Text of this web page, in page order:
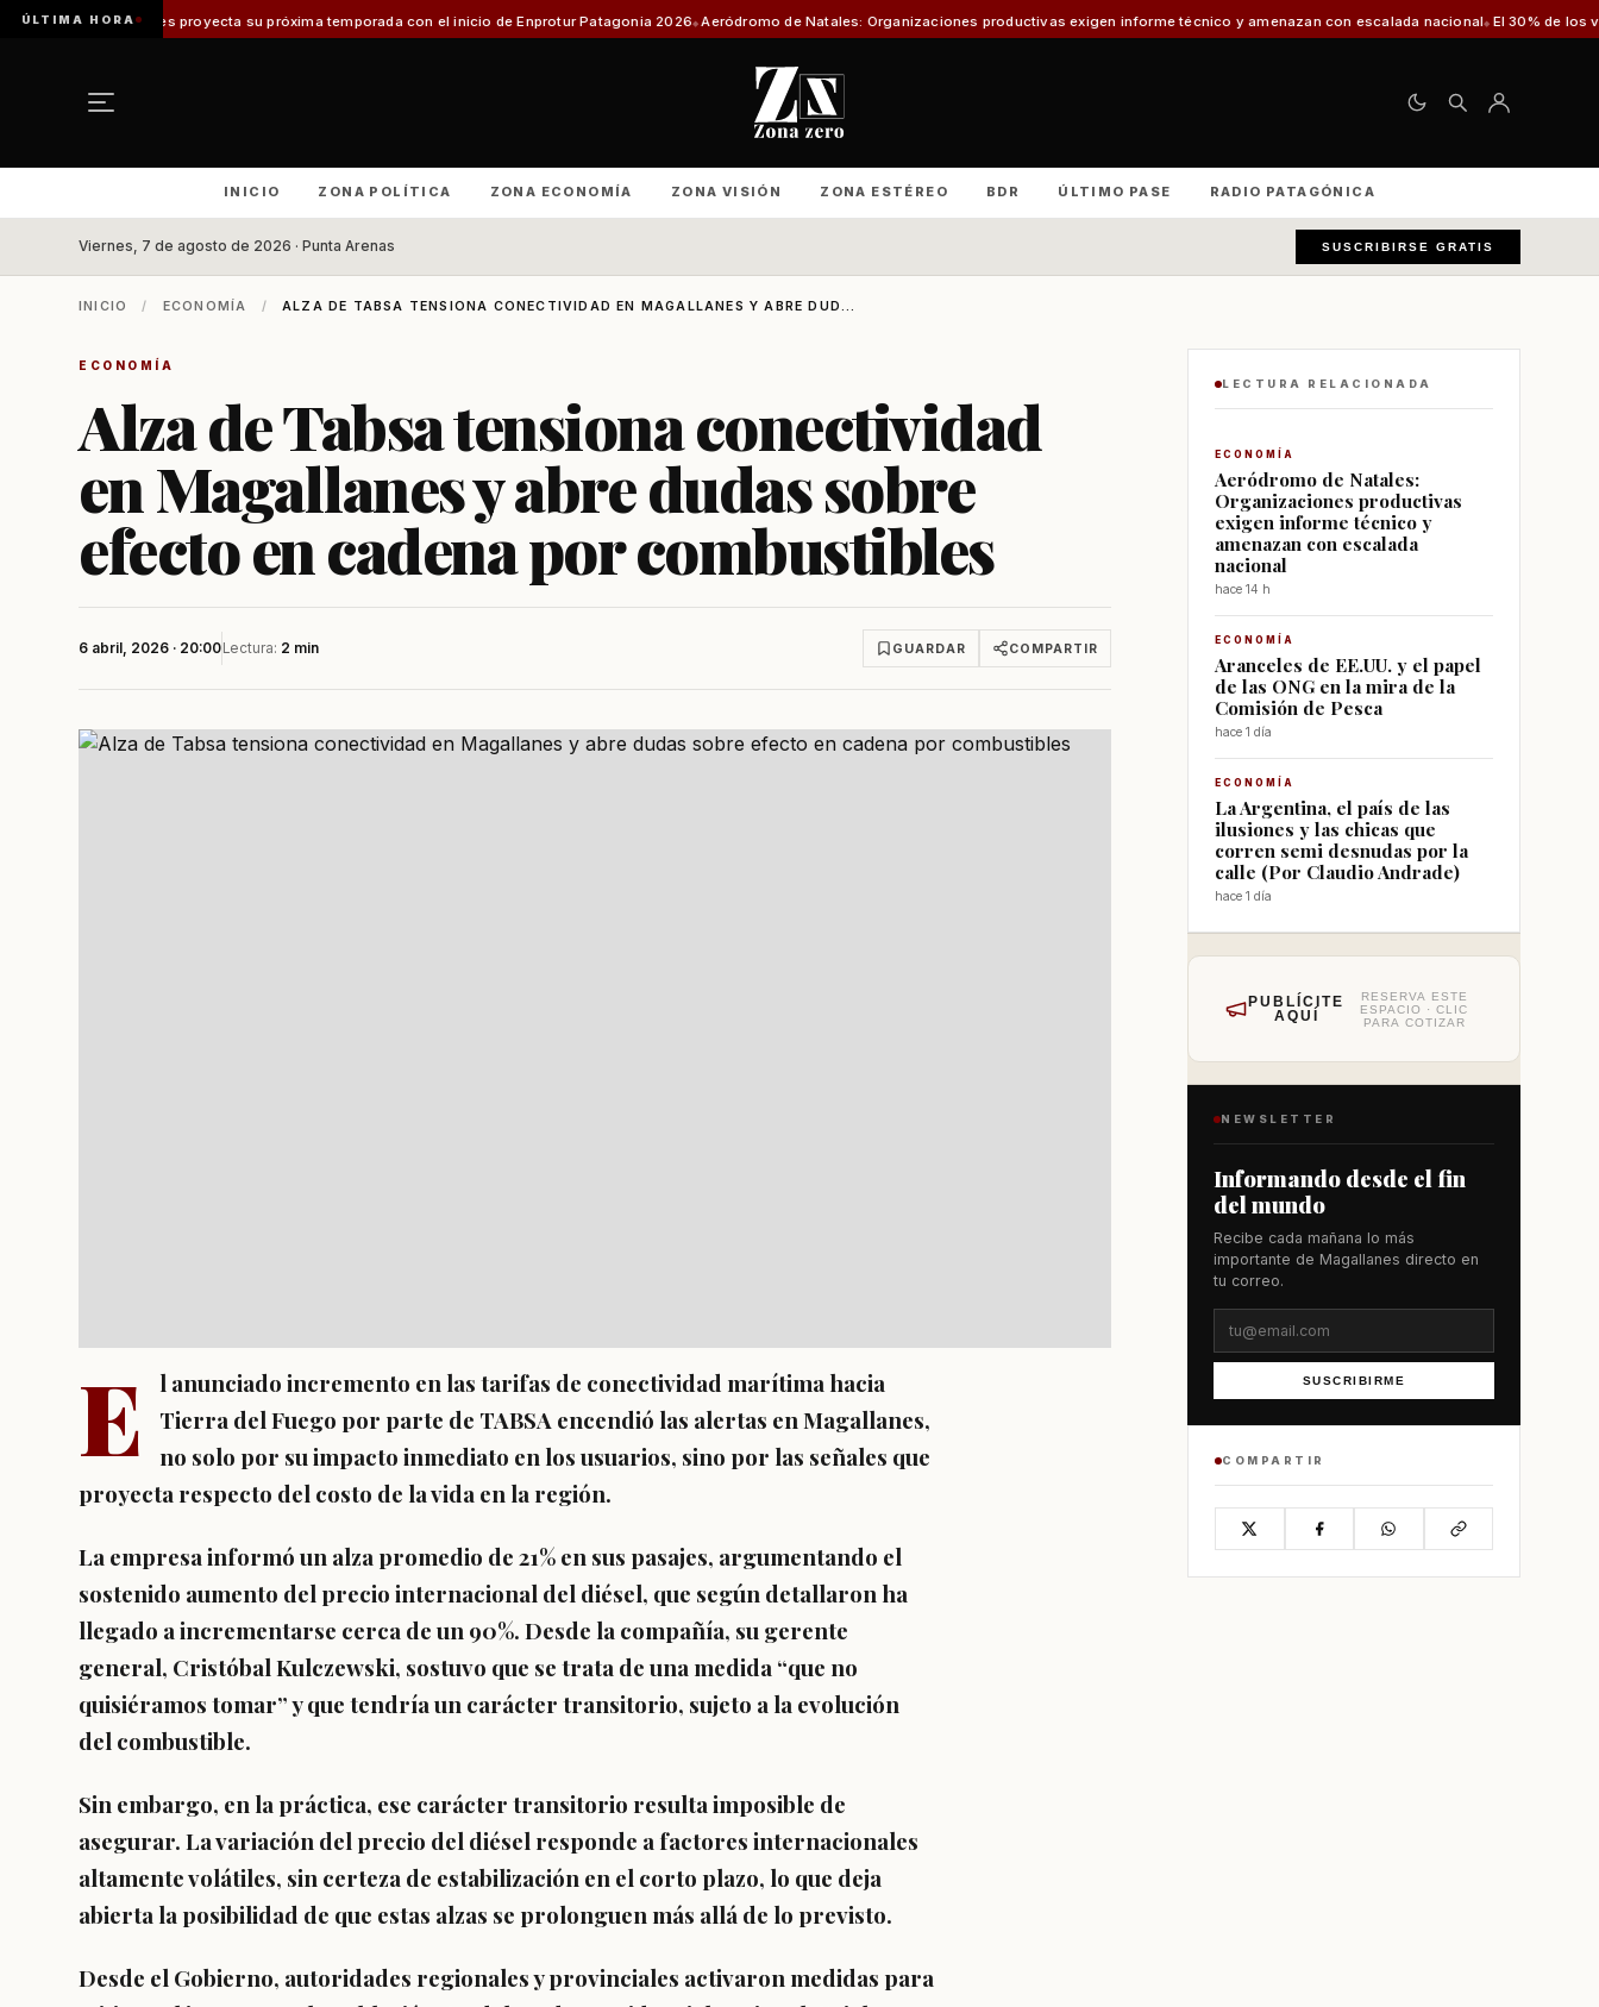
ÚLTIMA HORA
proyecta su próxima temporada con el inicio de Enprotur Patagonia 2026 Aeródromo de Natales: Organizaciones productivas exigen informe técnico y amenazan con escalada nacional El 30% de los vehículos
INICIO ZONA POLÍTICA ZONA ECONOMÍA ZONA VISIÓN ZONA ESTÉREO BDR ÚLTIMO PASE RADIO PATAGÓNICA
Viernes, 7 de agosto de 2026 · Punta Arenas SUSCRIBIRSE GRATIS
INICIO / ECONOMÍA / ALZA DE TABSA TENSIONA CONECTIVIDAD EN MAGALLANES Y ABRE DUD...
ECONOMÍA
Alza de Tabsa tensiona conectividad
en Magallanes y abre dudas sobre
efecto en cadena por combustibles
6 abril, 2026 · 20:00Lectura: 2 min GUARDAR COMPARTIR
E
l anunciado incremento en las tarifas de conectividad marítima hacia
Tierra del Fuego por parte de TABSA encendió las alertas en Magallanes,
no solo por su impacto inmediato en los usuarios, sino por las señales que
proyecta respecto del costo de la vida en la región.
La empresa informó un alza promedio de 21% en sus pasajes, argumentando el
sostenido aumento del precio internacional del diésel, que según detallaron ha
llegado a incrementarse cerca de un 90%. Desde la compañía, su gerente
general, Cristóbal Kulczewski, sostuvo que se trata de una medida “que no
quisiéramos tomar” y que tendría un carácter transitorio, sujeto a la evolución
del combustible.
Sin embargo, en la práctica, ese carácter transitorio resulta imposible de
asegurar. La variación del precio del diésel responde a factores internacionales
altamente volátiles, sin certeza de estabilización en el corto plazo, lo que deja
abierta la posibilidad de que estas alzas se prolonguen más allá de lo previsto.
Desde el Gobierno, autoridades regionales y provinciales activaron medidas para
LECTURA RELACIONADA
ECONOMÍA
Aeródromo de Natales:
Organizaciones productivas
exigen informe técnico y
amenazan con escalada
nacional
hace 14 h
ECONOMÍA
Aranceles de EE.UU. y el papel
de las ONG en la mira de la
Comisión de Pesca
hace 1 día
ECONOMÍA
La Argentina, el país de las
ilusiones y las chicas que
corren semi desnudas por la
calle (Por Claudio Andrade)
hace 1 día
PUBLÍCITE
AQUÍ
RESERVA ESTE
ESPACIO · CLIC
PARA COTIZAR
NEWSLETTER
Informando desde el fin
del mundo
Recibe cada mañana lo más
importante de Magallanes directo en
tu correo.
SUSCRIBIRME
COMPARTIR